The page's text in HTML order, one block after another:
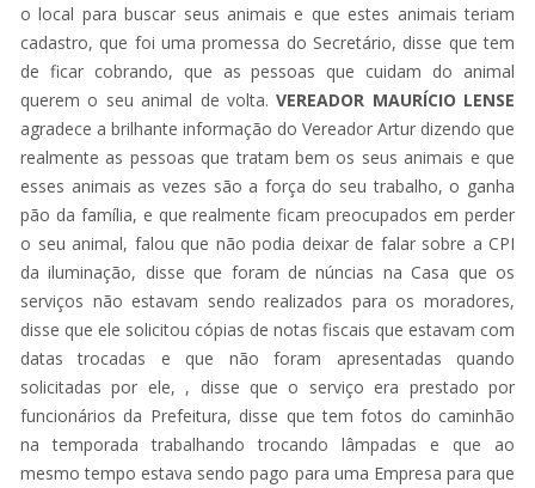
o local para buscar seus animais e que estes animais teriam
cadastro, que foi uma promessa do Secretário, disse que tem
de ficar cobrando, que as pessoas que cuidam do animal
querem o seu animal de volta.VEREADOR MAURÍCIO LENSE
agradece a brilhante informação do Vereador Artur dizendo que
realmente as pessoas que tratam bem os seus animais e que
esses animais as vezes são a força do seu trabalho, o ganha
pão da família, e que realmente ficam preocupados em perder
o seu animal, falou que não podia deixar de falar sobre a CPI
da iluminação, disse que foram de núncias na Casa que os
serviços não estavam sendo realizados para os moradores,
disse que ele solicitou cópias de notas fiscais que estavam com
datas trocadas e que não foram apresentadas quando
solicitadas por ele, , disse que o serviço era prestado por
funcionários da Prefeitura, disse que tem fotos do caminhão
na temporada trabalhando trocando lâmpadas e que ao
mesmo tempo estava sendo pago para uma Empresa para que